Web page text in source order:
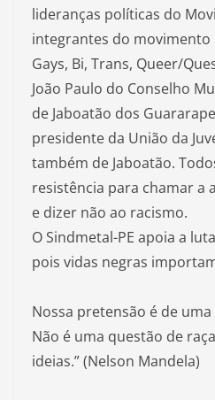
lideranças políticas do
integrantes do movimento
Gays, Bi, Trans, Queer/
João Paulo do Conselho
de Jaboatão dos
presidente da União da
também de Jaboatão.
resistência para chamar a
e dizer não ao racismo.
O Sindmetal-PE apoia a
pois vidas negras
Nossa pretensão é de
Não é uma questão de
ideias.” (Nelson Mandela)